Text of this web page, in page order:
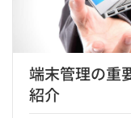
端末管理の重
紹介